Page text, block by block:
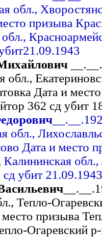
обл.,
призыва
обл.,
Дата и
362 сд убит
обл.,
Дата и место
обл.,
убит 21.09.1943
Тепло-
призыва
Огаревский